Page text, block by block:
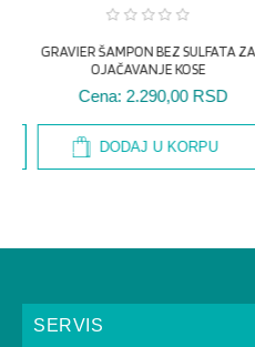
DODAJ U KORPU
SERVIS